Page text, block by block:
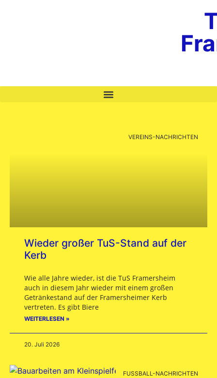
VEREINS-NACHRICHTEN
Wieder großer TuS-Stand auf der
Kerb
Wie alle Jahre wieder, ist die TuS Framersheim
auch in diesem Jahr wieder mit einem großen
Getränkestand auf der Framersheimer Kerb
vertreten. Es gibt Biere
WEITERLESEN »
20. Juli 2026
FUSSBALL-NACHRICHTEN